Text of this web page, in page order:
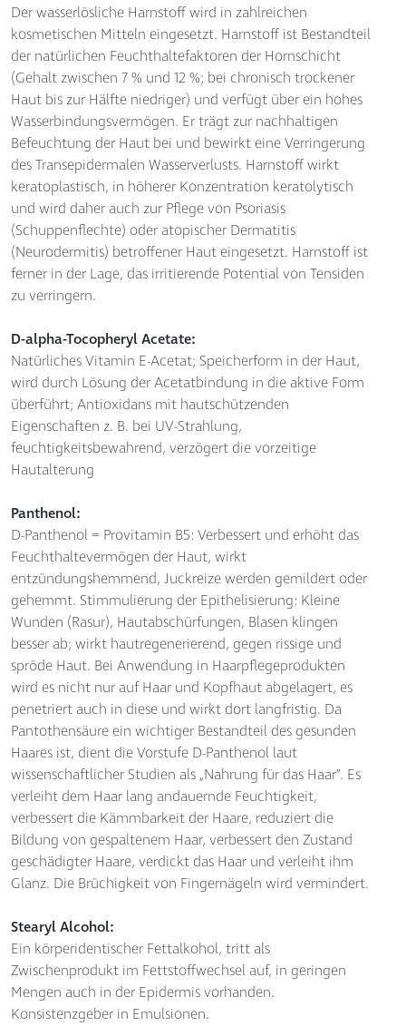
Der wasserlösliche Harnstoff wird in zahlreichen
kosmetischen Mitteln eingesetzt. Harnstoff ist Bestandteil
der natürlichen Feuchthaltefaktoren der Hornschicht
(Gehalt zwischen 7 % und 12 %; bei chronisch trockener
Haut bis zur Hälfte niedriger) und verfügt über ein hohes
Wasserbindungsvermögen. Er trägt zur nachhaltigen
Befeuchtung der Haut bei und bewirkt eine Verringerung
des Transepidermalen Wasserverlusts. Harnstoff wirkt
keratoplastisch, in höherer Konzentration keratolytisch
und wird daher auch zur Pflege von Psoriasis
(Schuppenflechte) oder atopischer Dermatitis
(Neurodermitis) betroffener Haut eingesetzt. Harnstoff ist
ferner in der Lage, das irritierende Potential von Tensiden
zu verringern.
D-alpha-Tocopheryl Acetate:
Natürliches Vitamin E-Acetat; Speicherform in der Haut,
wird durch Lösung der Acetatbindung in die aktive Form
überführt; Antioxidans mit hautschützenden
Eigenschaften z. B. bei UV-Strahlung,
feuchtigkeitsbewahrend, verzögert die vorzeitige
Hautalterung
Panthenol:
D-Panthenol = Provitamin B5: Verbessert und erhöht das
Feuchthaltevermögen der Haut, wirkt
entzündungshemmend, Juckreize werden gemildert oder
gehemmt. Stimmulierung der Epithelisierung: Kleine
Wunden (Rasur), Hautabschürfungen, Blasen klingen
besser ab; wirkt hautregenerierend, gegen rissige und
spröde Haut. Bei Anwendung in Haarpflegeprodukten
wird es nicht nur auf Haar und Kopfhaut abgelagert, es
penetriert auch in diese und wirkt dort langfristig. Da
Pantothensäure ein wichtiger Bestandteil des gesunden
Haares ist, dient die Vorstufe D-Panthenol laut
wissenschaftlicher Studien als „Nahrung für das Haar”. Es
verleiht dem Haar lang andauernde Feuchtigkeit,
verbessert die Kämmbarkeit der Haare, reduziert die
Bildung von gespaltenem Haar, verbessert den Zustand
geschädigter Haare, verdickt das Haar und verleiht ihm
Glanz. Die Brüchigkeit von Fingernägeln wird vermindert.
Stearyl Alcohol:
Ein körperidentischer Fettalkohol, tritt als
Zwischenprodukt im Fettstoffwechsel auf, in geringen
Mengen auch in der Epidermis vorhanden.
Konsistenzgeber in Emulsionen.